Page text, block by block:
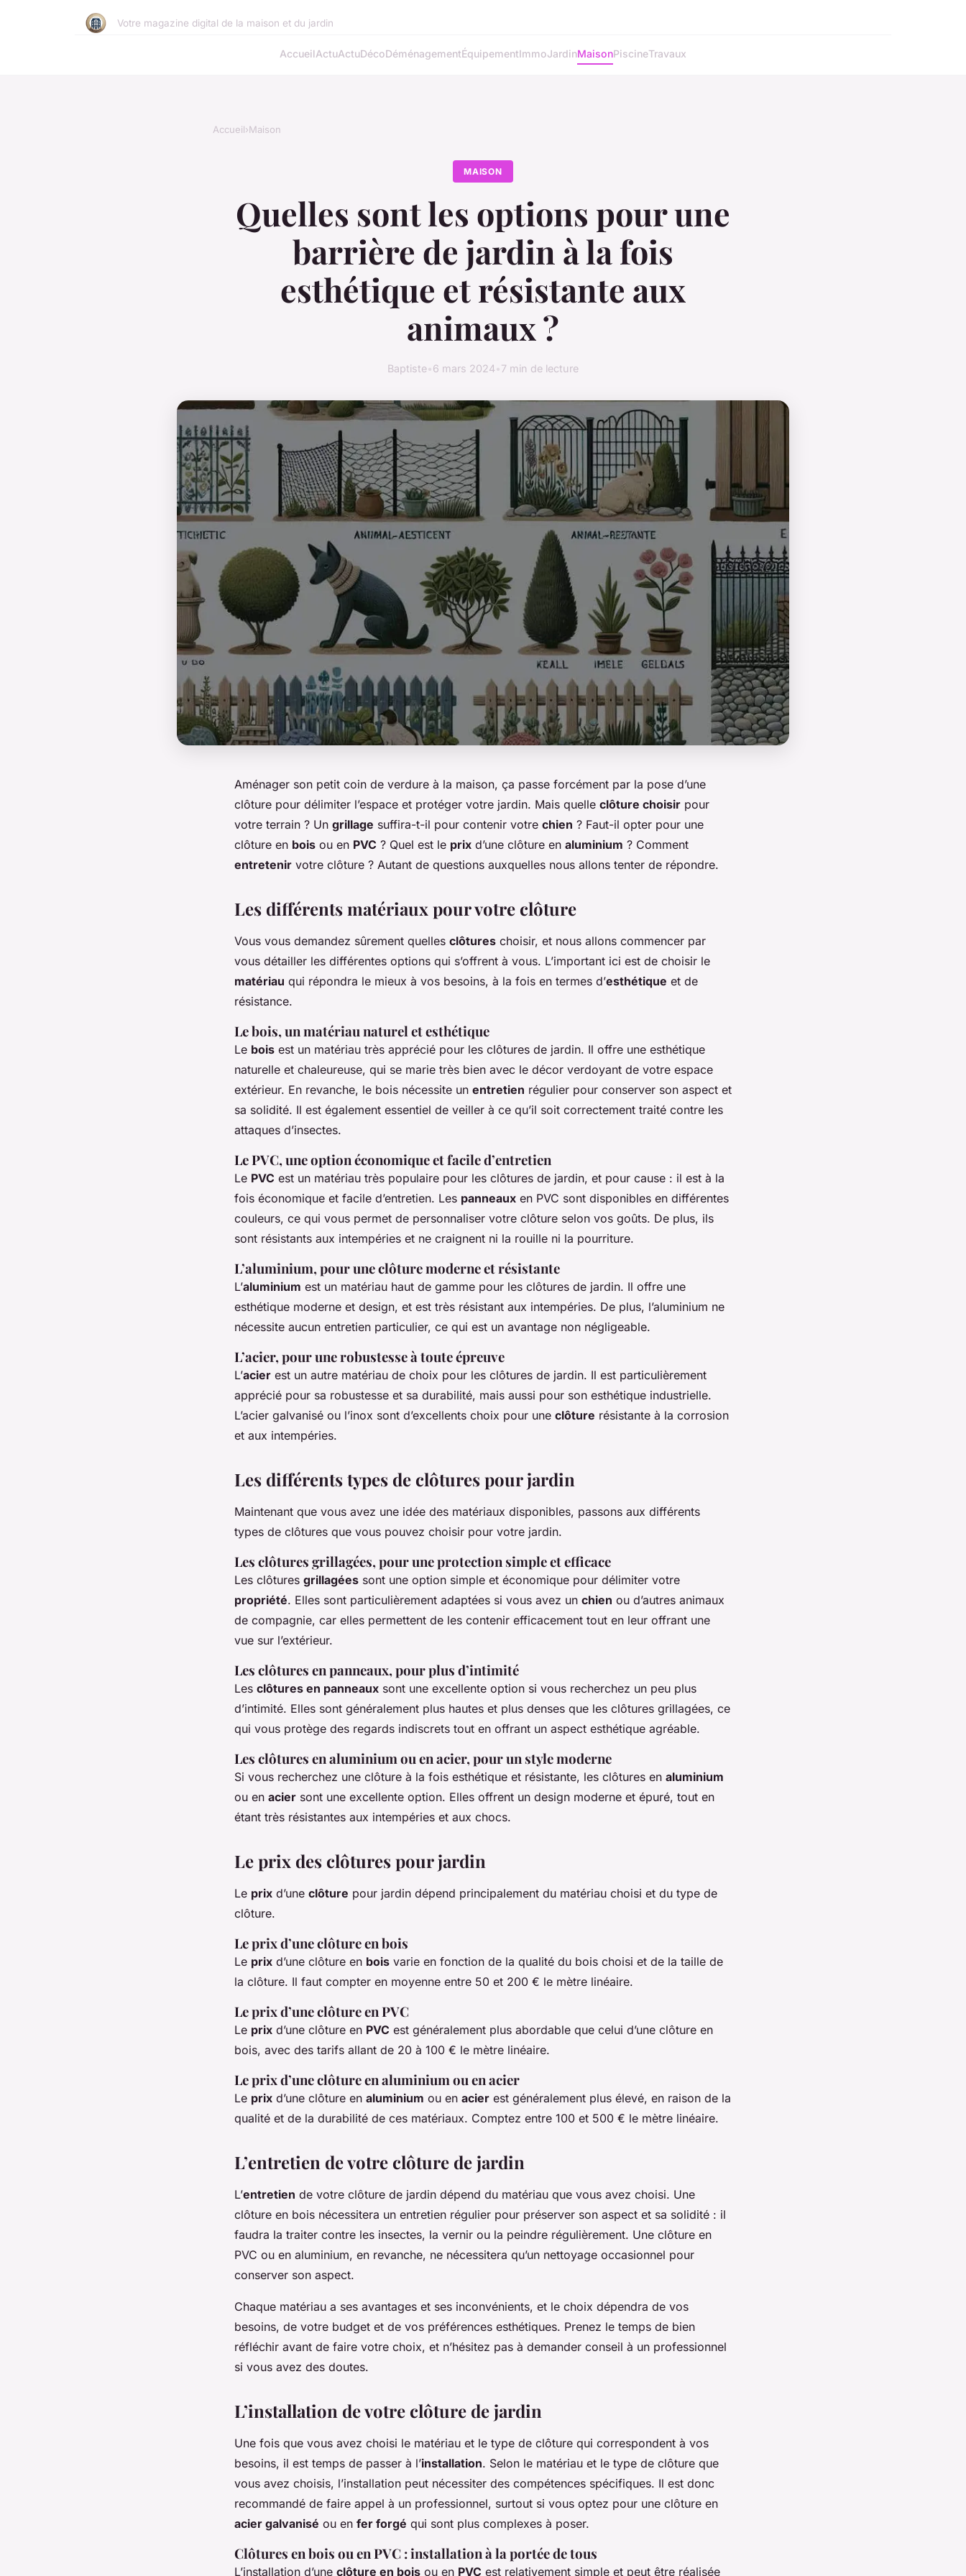
Votre magazine digital de la maison et du jardin
AccueilActuActuDécoDéménagementÉquipementImmoJardinMaisonPiscineTravaux
Accueil›Maison
MAISON
Quelles sont les options pour une
barrière de jardin à la fois
esthétique et résistante aux
animaux ?
Baptiste•6 mars 2024•7 min de lecture
Aménager son petit coin de verdure à la maison, ça passe forcément par la pose d’une
clôture pour délimiter l’espace et protéger votre jardin. Mais quelle clôture choisir pour
votre terrain ? Un grillage suffira-t-il pour contenir votre chien ? Faut-il opter pour une
clôture en bois ou en PVC ? Quel est le prix d’une clôture en aluminium ? Comment
entretenir votre clôture ? Autant de questions auxquelles nous allons tenter de répondre.
Les différents matériaux pour votre clôture
Vous vous demandez sûrement quelles clôtures choisir, et nous allons commencer par
vous détailler les différentes options qui s’offrent à vous. L’important ici est de choisir le
matériau qui répondra le mieux à vos besoins, à la fois en termes d’esthétique et de
résistance.
Le bois, un matériau naturel et esthétique
Le bois est un matériau très apprécié pour les clôtures de jardin. Il offre une esthétique
naturelle et chaleureuse, qui se marie très bien avec le décor verdoyant de votre espace
extérieur. En revanche, le bois nécessite un entretien régulier pour conserver son aspect et
sa solidité. Il est également essentiel de veiller à ce qu’il soit correctement traité contre les
attaques d’insectes.
Le PVC, une option économique et facile d’entretien
Le PVC est un matériau très populaire pour les clôtures de jardin, et pour cause : il est à la
fois économique et facile d’entretien. Les panneaux en PVC sont disponibles en différentes
couleurs, ce qui vous permet de personnaliser votre clôture selon vos goûts. De plus, ils
sont résistants aux intempéries et ne craignent ni la rouille ni la pourriture.
L’aluminium, pour une clôture moderne et résistante
L’aluminium est un matériau haut de gamme pour les clôtures de jardin. Il offre une
esthétique moderne et design, et est très résistant aux intempéries. De plus, l’aluminium ne
nécessite aucun entretien particulier, ce qui est un avantage non négligeable.
L’acier, pour une robustesse à toute épreuve
L’acier est un autre matériau de choix pour les clôtures de jardin. Il est particulièrement
apprécié pour sa robustesse et sa durabilité, mais aussi pour son esthétique industrielle.
L’acier galvanisé ou l’inox sont d’excellents choix pour une clôture résistante à la corrosion
et aux intempéries.
Les différents types de clôtures pour jardin
Maintenant que vous avez une idée des matériaux disponibles, passons aux différents
types de clôtures que vous pouvez choisir pour votre jardin.
Les clôtures grillagées, pour une protection simple et efficace
Les clôtures grillagées sont une option simple et économique pour délimiter votre
propriété. Elles sont particulièrement adaptées si vous avez un chien ou d’autres animaux
de compagnie, car elles permettent de les contenir efficacement tout en leur offrant une
vue sur l’extérieur.
Les clôtures en panneaux, pour plus d’intimité
Les clôtures en panneaux sont une excellente option si vous recherchez un peu plus
d’intimité. Elles sont généralement plus hautes et plus denses que les clôtures grillagées, ce
qui vous protège des regards indiscrets tout en offrant un aspect esthétique agréable.
Les clôtures en aluminium ou en acier, pour un style moderne
Si vous recherchez une clôture à la fois esthétique et résistante, les clôtures en aluminium
ou en acier sont une excellente option. Elles offrent un design moderne et épuré, tout en
étant très résistantes aux intempéries et aux chocs.
Le prix des clôtures pour jardin
Le prix d’une clôture pour jardin dépend principalement du matériau choisi et du type de
clôture.
Le prix d’une clôture en bois
Le prix d’une clôture en bois varie en fonction de la qualité du bois choisi et de la taille de
la clôture. Il faut compter en moyenne entre 50 et 200 € le mètre linéaire.
Le prix d’une clôture en PVC
Le prix d’une clôture en PVC est généralement plus abordable que celui d’une clôture en
bois, avec des tarifs allant de 20 à 100 € le mètre linéaire.
Le prix d’une clôture en aluminium ou en acier
Le prix d’une clôture en aluminium ou en acier est généralement plus élevé, en raison de la
qualité et de la durabilité de ces matériaux. Comptez entre 100 et 500 € le mètre linéaire.
L’entretien de votre clôture de jardin
L’entretien de votre clôture de jardin dépend du matériau que vous avez choisi. Une
clôture en bois nécessitera un entretien régulier pour préserver son aspect et sa solidité : il
faudra la traiter contre les insectes, la vernir ou la peindre régulièrement. Une clôture en
PVC ou en aluminium, en revanche, ne nécessitera qu’un nettoyage occasionnel pour
conserver son aspect.
Chaque matériau a ses avantages et ses inconvénients, et le choix dépendra de vos
besoins, de votre budget et de vos préférences esthétiques. Prenez le temps de bien
réfléchir avant de faire votre choix, et n’hésitez pas à demander conseil à un professionnel
si vous avez des doutes.
L’installation de votre clôture de jardin
Une fois que vous avez choisi le matériau et le type de clôture qui correspondent à vos
besoins, il est temps de passer à l’installation. Selon le matériau et le type de clôture que
vous avez choisis, l’installation peut nécessiter des compétences spécifiques. Il est donc
recommandé de faire appel à un professionnel, surtout si vous optez pour une clôture en
acier galvanisé ou en fer forgé qui sont plus complexes à poser.
Clôtures en bois ou en PVC : installation à la portée de tous
L’installation d’une clôture en bois ou en PVC est relativement simple et peut être réalisée